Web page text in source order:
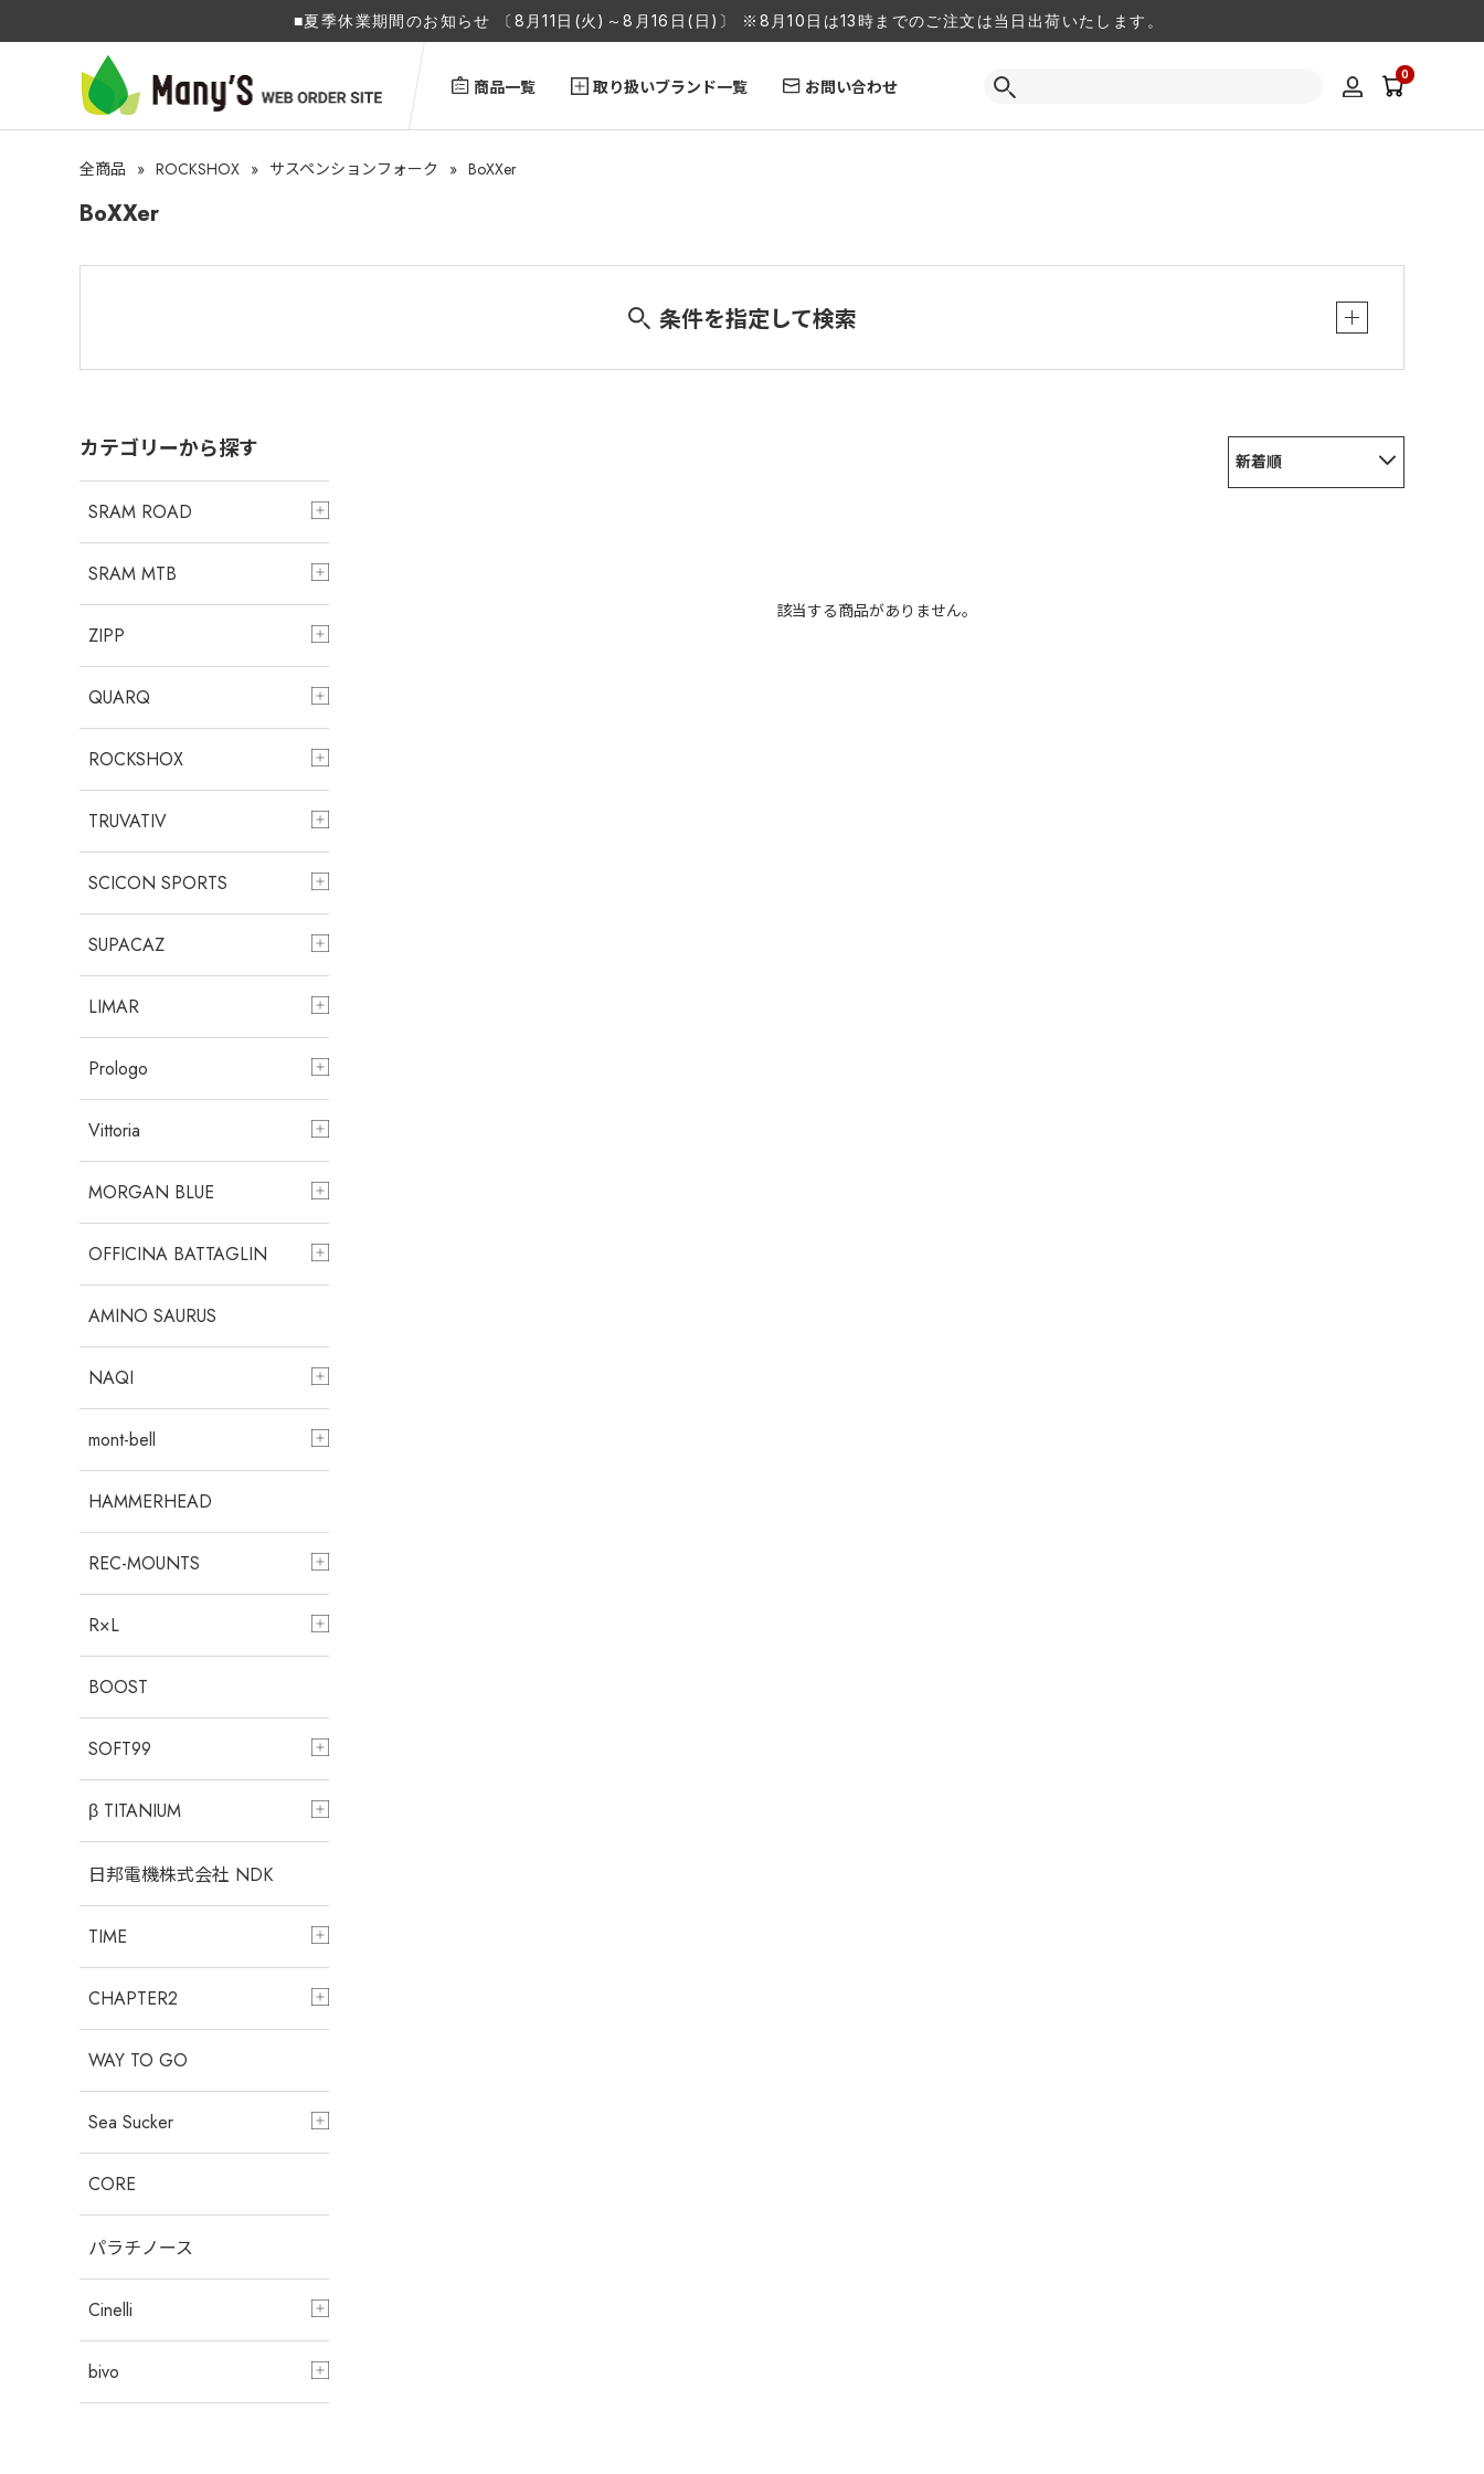
■夏季休業期間のお知らせ 〔8月11日(火)～8月16日(日)〕 ※8月10日は13時までのご注文は当日出荷いたします。
商品一覧 取り扱いブランド一覧 お問い合わせ
0
全商品 » ROCKSHOX » サスペンションフォーク » BoXXer
BoXXer
条件を指定して検索
カテゴリーから探す
SRAM ROAD
SRAM MTB
ZIPP
QUARQ
ROCKSHOX
TRUVATIV
SCICON SPORTS
SUPACAZ
LIMAR
Prologo
Vittoria
MORGAN BLUE
OFFICINA BATTAGLIN
AMINO SAURUS
NAQI
mont-bell
HAMMERHEAD
REC-MOUNTS
R×L
BOOST
SOFT99
β TITANIUM
日邦電機株式会社 NDK
TIME
CHAPTER2
WAY TO GO
Sea Sucker
CORE
パラチノース
Cinelli
bivo
新着順
該当する商品がありません。